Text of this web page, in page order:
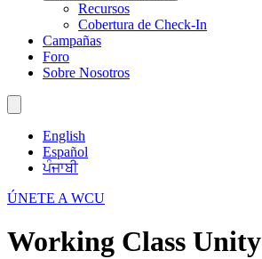
Recursos
Cobertura de Check-In
Campañas
Foro
Sobre Nosotros
English
Español
ਪੰਜਾਬੀ
ÚNETE A WCU
Working Class Unity